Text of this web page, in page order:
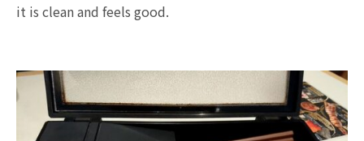
it is clean and feels good.